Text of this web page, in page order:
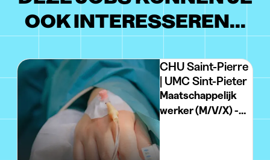
OOK INTERESSEREN...
CHU Saint-Pierre
| UMC Sint-Pieter
Maatschappelijk
werker (M/V/X) -